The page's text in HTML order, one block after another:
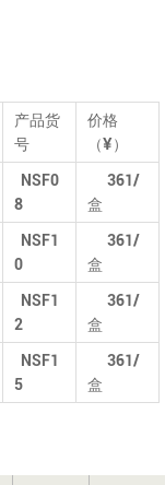
产品货
号
价格
（¥）
NSF0
8
361/
盒
NSF1
0
361/
盒
NSF1
2
361/
盒
NSF1
5
361/
盒